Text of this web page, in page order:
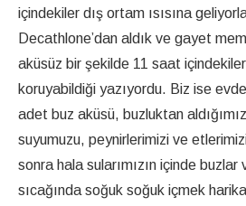
içindekiler dış ortam ısısına
Decathlone’dan aldık ve gayet
aküsüz bir şekilde 11 saat
koruyabildiği yazıyordu. Biz ise
adet buz aküsü, buzluktan
suyumuzu, peynirlerimizi ve
sonra hala sularımızın içinde buzlar
sıcağında soğuk soğuk içmek